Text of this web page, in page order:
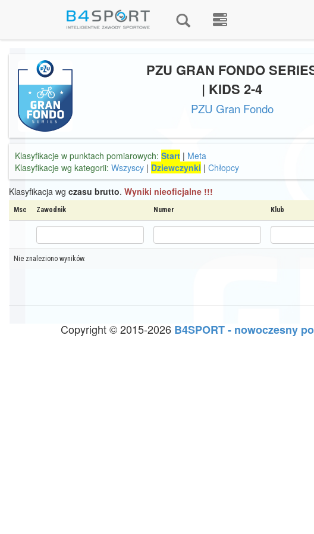
PZU GRAN FONDO
| KIDS 2-4
PZU Gran Fondo
Klasyfikacje w punktach pomiarowych: Start | Meta
Klasyfikacje wg kategorii: Wszyscy | Dziewczynki | Chłopcy
Klasyfikacja wg czasu brutto. Wyniki nieoficjalne !!!
Msc Zawodnik Numer Klub
Nie znaleziono wyników.
Copyright © 2015-2026 B4SPORT - nowoczesny